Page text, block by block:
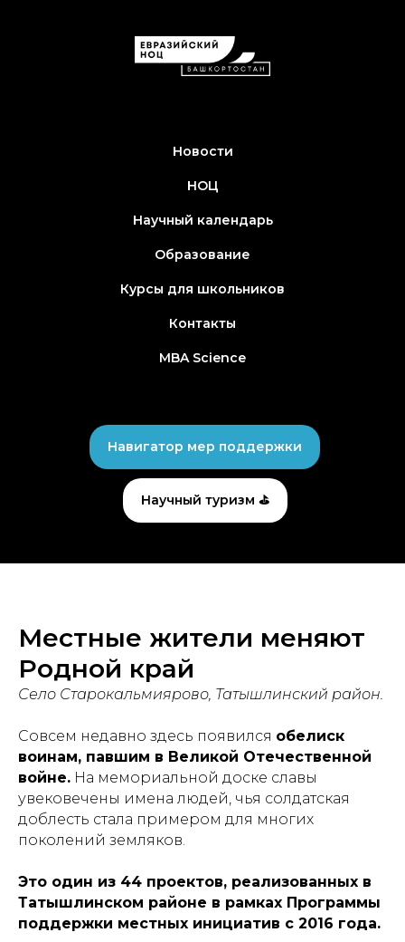
Новости
НОЦ
Научный календарь
Образование
Курсы для школьников
Контакты
MBA Science
Навигатор мер поддержки
Научный туризм ⛳
Местные жители меняют
Родной край
Село Старокальмиярово, Татышлинский район.
Совсем недавно здесь появился обелиск
воинам, павшим в Великой Отечественной
войне. На мемориальной доске славы
увековечены имена людей, чья солдатская
доблесть стала примером для многих
поколений земляков.
Это один из 44 проектов, реализованных в
Татышлинском районе в рамках Программы
поддержки местных инициатив с 2016 года.